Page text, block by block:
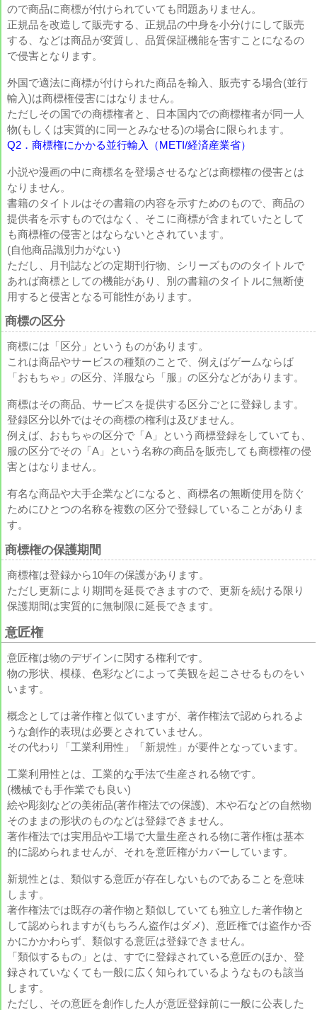
ので商品に商標が付けられていても問題ありません。
正規品を改造して販売する、正規品の中身を小分けにして販売
する、などは商品が変質し、品質保証機能を害すことになるの
で侵害となります。
外国で適法に商標が付けられた商品を輸入、販売する場合(並行
輸入)は商標権侵害にはなりません。
ただしその国での商標権者と、日本国内での商標権者が同一人
物(もしくは実質的に同一とみなせる)の場合に限られます。
Q2．商標権にかかる並行輸入（METI/経済産業省）
小説や漫画の中に商標名を登場させるなどは商標権の侵害とは
なりません。
書籍のタイトルはその書籍の内容を示すためのもので、商品の
提供者を示すものではなく、そこに商標が含まれていたとして
も商標権の侵害とはならないとされています。
(自他商品識別力がない)
ただし、月刊誌などの定期刊行物、シリーズもののタイトルで
あれば商標としての機能があり、別の書籍のタイトルに無断使
用すると侵害となる可能性があります。
商標の区分
商標には「区分」というものがあります。
これは商品やサービスの種類のことで、例えばゲームならば
「おもちゃ」の区分、洋服なら「服」の区分などがあります。
商標はその商品、サービスを提供する区分ごとに登録します。
登録区分以外ではその商標の権利は及びません。
例えば、おもちゃの区分で「A」という商標登録をしていても、
服の区分でその「A」という名称の商品を販売しても商標権の侵
害とはなりません。
有名な商品や大手企業などになると、商標名の無断使用を防ぐ
ためにひとつの名称を複数の区分で登録していることがありま
す。
商標権の保護期間
商標権は登録から10年の保護があります。
ただし更新により期間を延長できますので、更新を続ける限り
保護期間は実質的に無制限に延長できます。
意匠権
意匠権は物のデザインに関する権利です。
物の形状、模様、色彩などによって美観を起こさせるものをい
います。
概念としては著作権と似ていますが、著作権法で認められるよ
うな創作的表現は必要とされていません。
その代わり「工業利用性」「新規性」が要件となっています。
工業利用性とは、工業的な手法で生産される物です。
(機械でも手作業でも良い)
絵や彫刻などの美術品(著作権法での保護)、木や石などの自然物
そのままの形状のものなどは登録できません。
著作権法では実用品や工場で大量生産される物に著作権は基本
的に認められませんが、それを意匠権がカバーしています。
新規性とは、類似する意匠が存在しないものであることを意味
します。
著作権法では既存の著作物と類似していても独立した著作物と
して認められますが(もちろん盗作はダメ)、意匠権では盗作か否
かにかかわらず、類似する意匠は登録できません。
「類似するもの」とは、すでに登録されている意匠のほか、登
録されていなくても一般に広く知られているようなものも該当
します。
ただし、その意匠を創作した人が意匠登録前に一般に公表した